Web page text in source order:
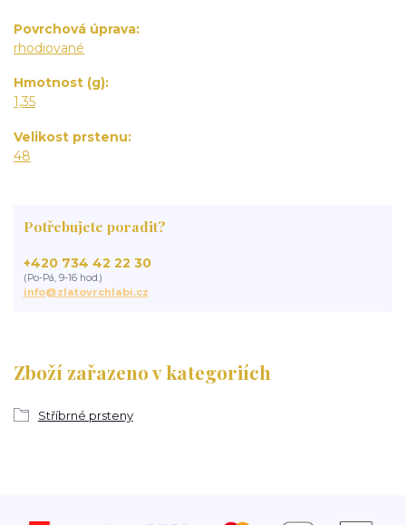
Povrchová úprava
rhodiované
Hmotnost (g)
1,35
Velikost prstenu
48
Zboží zařazeno v kategoriích
Stříbrné prsteny
Potřebujete poradit?
+420 734 42 22 30
(Po-Pá, 9-16 hod.)
info@zlatovrchlabi.cz